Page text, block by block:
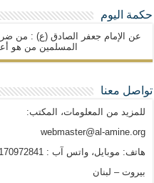
حكمة اليوم
عن الإمام جعفر الصادق (ع) : من
المسلمين من هو
تواصل معنا
للمزيد من المعلومات، المكتب:
webmaster@al-amine.org
هاتف: موبايل، واتس آب : 0096170972841
بيروت – لبنان